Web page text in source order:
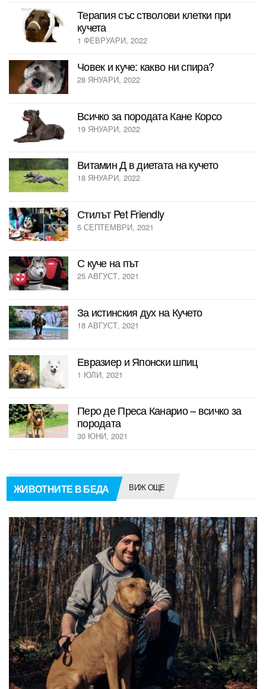
o
n
Терапия със стволови клетки при
кучета
1 ФЕВРУАРИ, 2022
Човек и куче: какво ни спира?
28 ЯНУАРИ, 2022
Всичко за породата Кане Корсо
19 ЯНУАРИ, 2022
Витамин Д в диетата на кучето
18 ЯНУАРИ, 2022
Стилът Pet Friendly
5 СЕПТЕМВРИ, 2021
С куче на път
25 АВГУСТ, 2021
За истинския дух на Кучето
18 АВГУСТ, 2021
Евразиер и Японски шпиц
1 ЮЛИ, 2021
Перо де Преса Канарио – всичко за
породата
30 ЮНИ, 2021
ЖИВОТНИТЕ В БЕДА ВИЖ ОЩЕ